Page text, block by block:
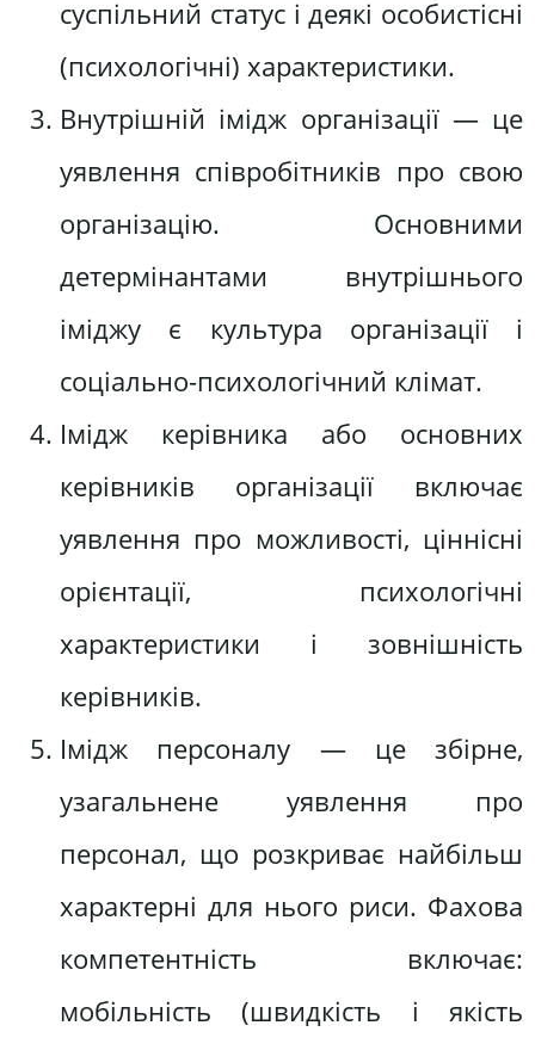
суспільний статус і деякі особистісні
(психологічні) характеристики.
Внутрішній імідж організації — це
уявлення співробітників про свою
організацію. Основними
детермінантами внутрішнього
іміджу є культура організації і
соціально-психологічний клімат.
Імідж керівника або основних
керівників організації включає
уявлення про можливості, ціннісні
орієнтації, психологічні
характеристики і зовнішність
керівників.
Імідж персоналу — це збірне,
узагальнене уявлення про
персонал, що розкриває найбільш
характерні для нього риси. Фахова
компетентність включає:
мобільність (швидкість і якість